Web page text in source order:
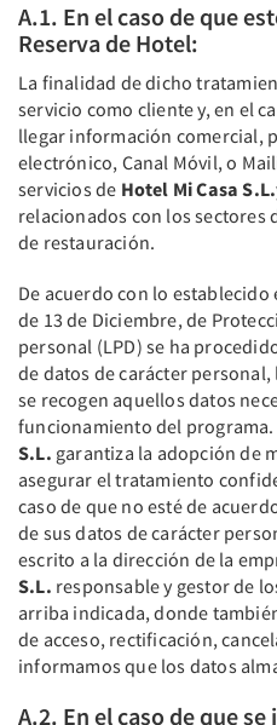
A.1. En el caso de que
Reserva de Hotel:
La finalidad de dicho
servicio como cliente y, en el
llegar información comercial,
electrónico, Canal Móvil, o
servicios de Hotel Mi Casa S.L.
relacionados con los sectores
de restauración.
De acuerdo con lo establecido
de 13 de Diciembre, de
personal (LPD) se ha
de datos de carácter
se recogen aquellos datos
funcionamiento del programa.
S.L. garantiza la adopción de
asegurar el tratamiento
caso de que no esté de
de sus datos de carácter
escrito a la dirección de la
S.L. responsable y gestor de
arriba indicada, donde
de acceso, rectificación,
informamos que los datos
A.2. En el caso de que